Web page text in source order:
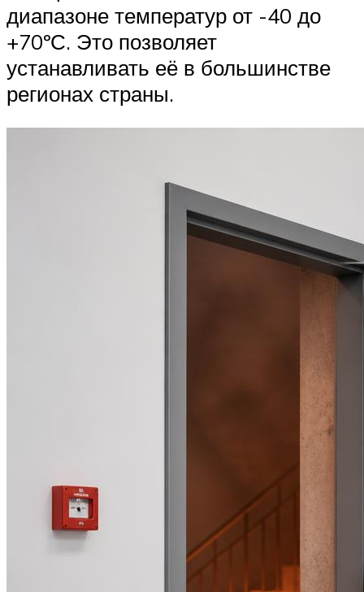
диапазоне температур от -40 до
+70ºС. Это позволяет
устанавливать её в большинстве
регионах страны.